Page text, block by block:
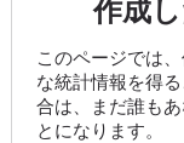
作成
このページでは
な統計情報を得
合は、まだ誰も
とになります。